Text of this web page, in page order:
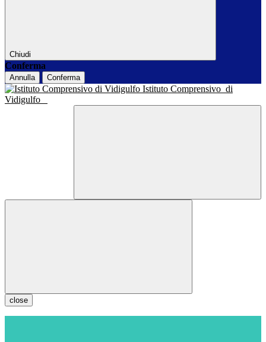
Chiudi
Conferma
Annulla Conferma
Istituto Comprensivo di
Vidigulfo
close